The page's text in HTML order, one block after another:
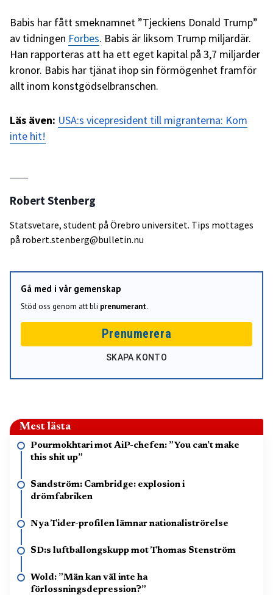
Babis har fått smeknamnet ”Tjeckiens Donald Trump”
av tidningen Forbes. Babis är liksom Trump miljardär.
Han rapporteras att ha ett eget kapital på 3,7 miljarder
kronor. Babis har tjänat ihop sin förmögenhet framför
allt inom konstgödselbranschen.
Läs även: USA:s vicepresident till migranterna: Kom
inte hit!
Robert Stenberg
Statsvetare, student på Örebro universitet. Tips mottages
på robert.stenberg@bulletin.nu
Gå med i vår gemenskap
Stöd oss genom att bli prenumerant.
Prenumerera
SKAPA KONTO
Mest lästa
Pourmokhtari mot AiP-chefen: ”You can’t make
this shit up”
Sandström: Cambridge: explosion i
drömfabriken
Nya Tider-profilen lämnar nationaliströrelse
SD:s luftballongskupp mot Thomas Stenström
Wold: ”Män kan väl inte ha
förlossningsdepression?”